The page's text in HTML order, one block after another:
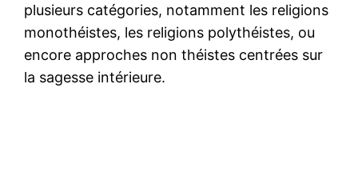
plusieurs catégories, notamment les religions
monothéistes, les religions polythéistes, ou
encore approches non théistes centrées sur
la sagesse intérieure.